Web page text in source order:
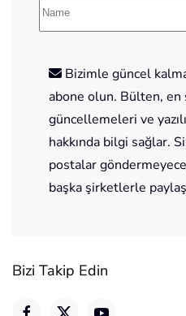
Bizimle güncel
abone olun. Bülten, en
güncellemeleri ve
hakkında bilgi sağlar.
postalar
başka şirketlerle
Bizi Takip Edin